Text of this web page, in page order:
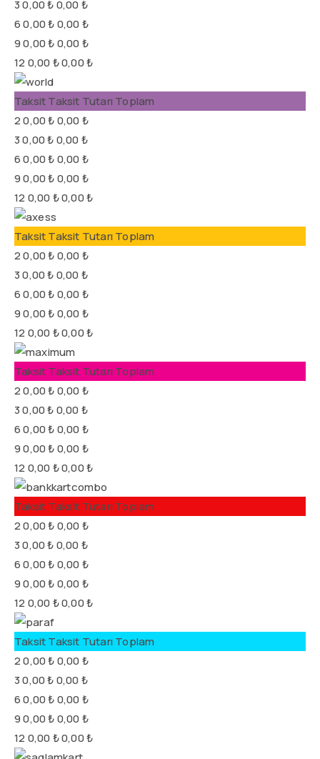
3 0,00 ₺0,00 ₺
6 0,00 ₺0,00 ₺
9 0,00 ₺0,00 ₺
12 0,00 ₺0,00 ₺
TaksitTaksit Tutarı Toplam
2 0,00 ₺0,00 ₺
3 0,00 ₺0,00 ₺
6 0,00 ₺0,00 ₺
9 0,00 ₺0,00 ₺
12 0,00 ₺0,00 ₺
TaksitTaksit Tutarı Toplam
2 0,00 ₺0,00 ₺
3 0,00 ₺0,00 ₺
6 0,00 ₺0,00 ₺
9 0,00 ₺0,00 ₺
12 0,00 ₺0,00 ₺
TaksitTaksit Tutarı Toplam
2 0,00 ₺0,00 ₺
3 0,00 ₺0,00 ₺
6 0,00 ₺0,00 ₺
9 0,00 ₺0,00 ₺
12 0,00 ₺0,00 ₺
TaksitTaksit Tutarı Toplam
2 0,00 ₺0,00 ₺
3 0,00 ₺0,00 ₺
6 0,00 ₺0,00 ₺
9 0,00 ₺0,00 ₺
12 0,00 ₺0,00 ₺
TaksitTaksit Tutarı Toplam
2 0,00 ₺0,00 ₺
3 0,00 ₺0,00 ₺
6 0,00 ₺0,00 ₺
9 0,00 ₺0,00 ₺
12 0,00 ₺0,00 ₺